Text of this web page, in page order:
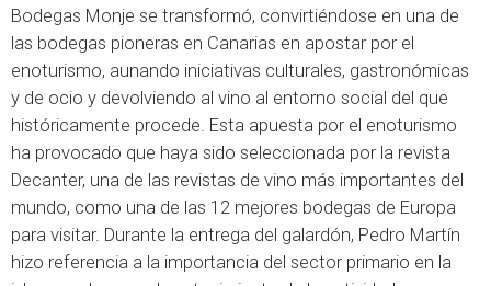
Bodegas Monje se transformó, convirtiéndose en una de
las bodegas pioneras en Canarias en apostar por el
enoturismo, aunando iniciativas culturales, gastronómicas
y de ocio y devolviendo al vino al entorno social del que
históricamente procede. Esta apuesta por el enoturismo
ha provocado que haya sido seleccionada por la revista
Decanter, una de las revistas de vino más importantes del
mundo, como una de las 12 mejores bodegas de Europa
para visitar. Durante la entrega del galardón, Pedro Martín
hizo referencia a la importancia del sector primario en la